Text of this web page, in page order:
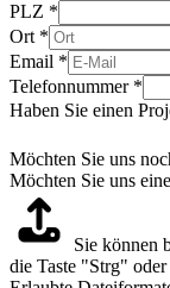
PLZ *
Ort *
Email *
Telefonnummer *
Haben Sie einen
Möchten Sie uns
Möchten Sie uns
Sie können
die Taste "Strg"